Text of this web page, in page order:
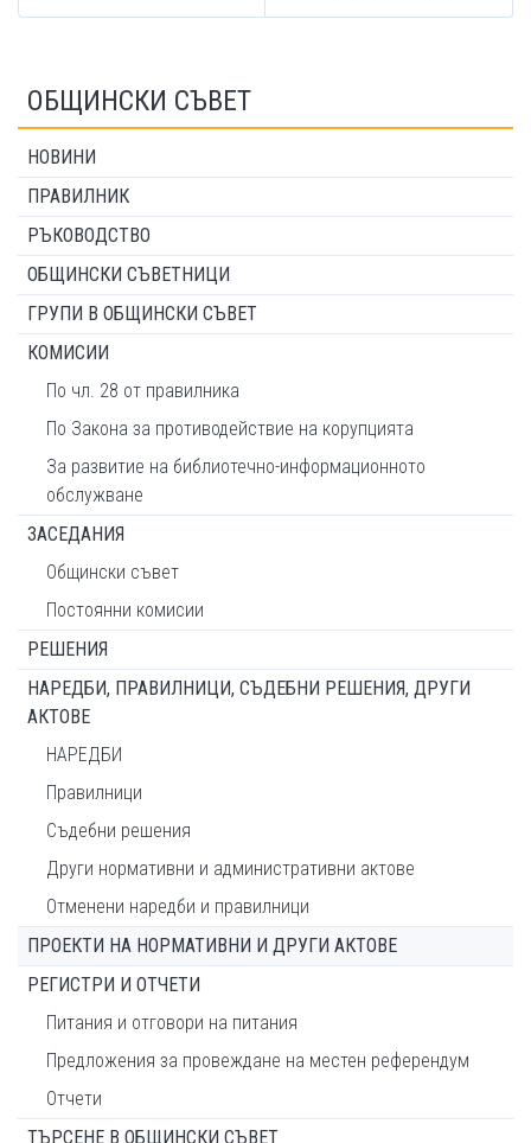
ОБЩИНСКИ СЪВЕТ
НОВИНИ
ПРАВИЛНИК
РЪКОВОДСТВО
ОБЩИНСКИ СЪВЕТНИЦИ
ГРУПИ В ОБЩИНСКИ СЪВЕТ
КОМИСИИ
По чл. 28 от правилника
По Закона за противодействие на корупцията
За развитие на библиотечно-информационното
обслужване
ЗАСЕДАНИЯ
Общински съвет
Постоянни комисии
РЕШЕНИЯ
НАРЕДБИ, ПРАВИЛНИЦИ, СЪДЕБНИ РЕШЕНИЯ, ДРУГИ
АКТОВЕ
НАРЕДБИ
Правилници
Съдебни решения
Други нормативни и административни актове
Отменени наредби и правилници
ПРОЕКТИ НА НОРМАТИВНИ И ДРУГИ АКТОВЕ
РЕГИСТРИ И ОТЧЕТИ
Питания и отговори на питания
Предложения за провеждане на местен референдум
Отчети
ТЪРСЕНЕ В ОБЩИНСКИ СЪВЕТ